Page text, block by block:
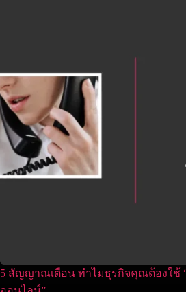
5 สัญญาณเตือน ทำไมธุรกิจคุณต้องใช้